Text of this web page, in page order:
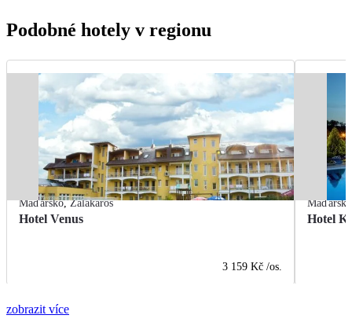
Podobné hotely v regionu
Maďarsko,Zalakaros
Hotel Venus
3 159 Kč /os.
Maďarsko
Hotel
zobrazit více